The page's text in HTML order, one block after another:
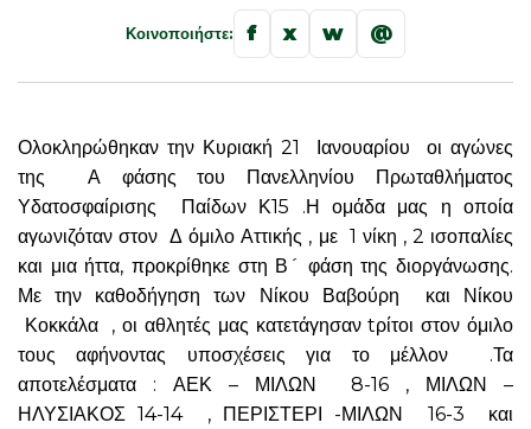
Κοινοποιήστε: f x w @
Ολοκληρώθηκαν την Κυριακή 21 Ιανουαρίου οι αγώνες
της Α φάσης του Πανελληνίου Πρωταθλήματος
Υδατοσφαίρισης Παίδων Κ15 .Η ομάδα μας η οποία
αγωνιζόταν στον Δ όμιλο Αττικής , με 1 νίκη , 2 ισοπαλίες
και μια ήττα, προκρίθηκε στη Β´ φάση της διοργάνωσης.
Με την καθοδήγηση των Νίκου Βαβούρη και Νίκου
Κοκκάλα , οι αθλητές μας κατετάγησαν tρίτοι στον όμιλο
τους αφήνοντας υποσχέσεις για το μέλλον .Τα
αποτελέσματα : ΑΕΚ – ΜΙΛΩΝ 8-16 , ΜΙΛΩΝ –
ΗΛΥΣΙΑΚΟΣ 14-14 , ΠΕΡΙΣΤΕΡΙ -ΜΙΛΩΝ 16-3 και